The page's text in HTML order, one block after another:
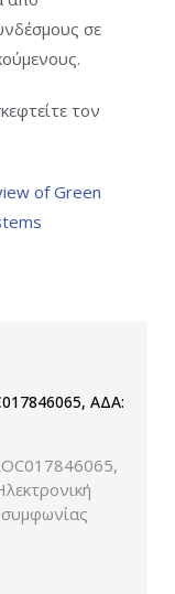
σε
τον
of Green
ΑΔΑ:
συμφωνίας